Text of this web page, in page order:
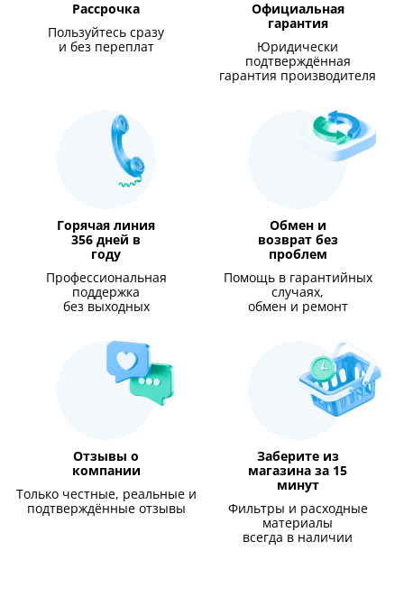
Рассрочка
Пользуйтесь сразу
и без переплат
Официальная
гарантия
Юридически
подтверждённая
гарантия производителя
Горячая линия
356 дней в
году
Профессиональная
поддержка
без выходных
Обмен и
возврат без
проблем
Помощь в гарантийных
случаях,
обмен и ремонт
Отзывы о
компании
Только честные, реальные и
подтверждённые отзывы
Заберите из
магазина за 15
минут
Фильтры и расходные
материалы
всегда в наличии